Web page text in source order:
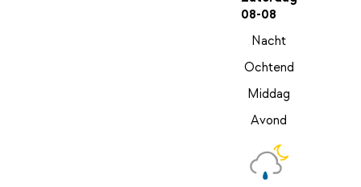
08-08
Nacht
Ochtend
Middag
Avond